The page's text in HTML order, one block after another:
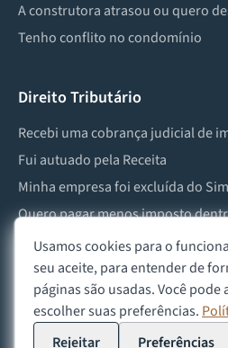
A construtora atrasou ou quero
Tenho conflito no condomínio
Direito Tributário
Recebi uma cobrança judicial de
Fui autuado pela Receita
Minha empresa foi excluída do
Quero pagar menos imposto
Preciso lidar com imposto de
2026Advocacia Custódio
Política de Privacidade Política de
Usamos cookies para o
seu aceite, para entender de
páginas são usadas. Você
escolher suas preferências.
Rejeitar
Preferências